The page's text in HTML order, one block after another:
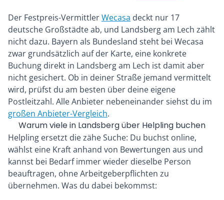
Der Festpreis-VermittlerWecasa deckt nur 17
deutsche Großstädte ab, und Landsberg am Lech zählt
nicht dazu. Bayern als Bundesland steht bei Wecasa
zwar grundsätzlich auf der Karte, eine konkrete
Buchung direkt in Landsberg am Lech ist damit aber
nicht gesichert. Ob in deiner Straße jemand vermittelt
wird, prüfst du am besten über deine eigene
Postleitzahl. Alle Anbieter nebeneinander siehst du im
großen Anbieter-Vergleich.
Warum viele in Landsberg über Helpling buchen
Helpling ersetzt die zähe Suche: Du buchst online,
wählst eine Kraft anhand von Bewertungen aus und
kannst bei Bedarf immer wieder dieselbe Person
beauftragen, ohne Arbeitgeberpflichten zu
übernehmen. Was du dabei bekommst: